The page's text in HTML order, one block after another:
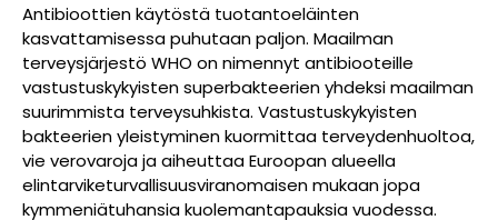
Antibioottien käytöstä tuotantoeläinten
kasvattamisessa puhutaan paljon. Maailman
terveysjärjestö WHO on nimennyt antibiooteille
vastustuskykyisten superbakteerien yhdeksi maailman
suurimmista terveysuhkista. Vastustuskykyisten
bakteerien yleistyminen kuormittaa terveydenhuoltoa,
vie verovaroja ja aiheuttaa Euroopan alueella
elintarviketurvallisuusviranomaisen mukaan jopa
kymmeniätuhansia kuolemantapauksia vuodessa.